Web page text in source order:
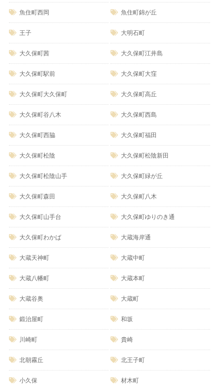
魚住町西岡 魚住町錦が丘
王子 大明石町
大久保町茜 大久保町江井島
大久保町駅前 大久保町大窪
大久保町大久保町 大久保町高丘
大久保町谷八木 大久保町西島
大久保町西脇 大久保町福田
大久保町松陰 大久保町松陰新田
大久保町松陰山手 大久保町緑が丘
大久保町森田 大久保町八木
大久保町山手台 大久保町ゆりのき通
大久保町わかば 大蔵海岸通
大蔵天神町 大蔵中町
大蔵八幡町 大蔵本町
大蔵谷奥 大蔵町
鍛治屋町 和坂
川崎町 貴崎
北朝霧丘 北王子町
小久保 材木町